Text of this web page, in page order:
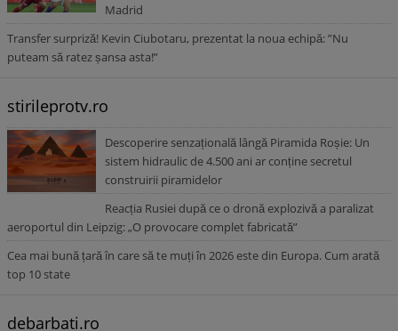
Madrid
Transfer surpriză! Kevin Ciubotaru, prezentat la noua echipă: ”Nu
puteam să ratez șansa asta!”
stirileprotv.ro
Descoperire senzațională lângă Piramida Roșie: Un
sistem hidraulic de 4.500 ani ar conține secretul
construirii piramidelor
Reacția Rusiei după ce o dronă explozivă a paralizat
aeroportul din Leipzig: „O provocare complet fabricată”
Cea mai bună țară în care să te muți în 2026 este din Europa. Cum arată
top 10 state
debarbati.ro